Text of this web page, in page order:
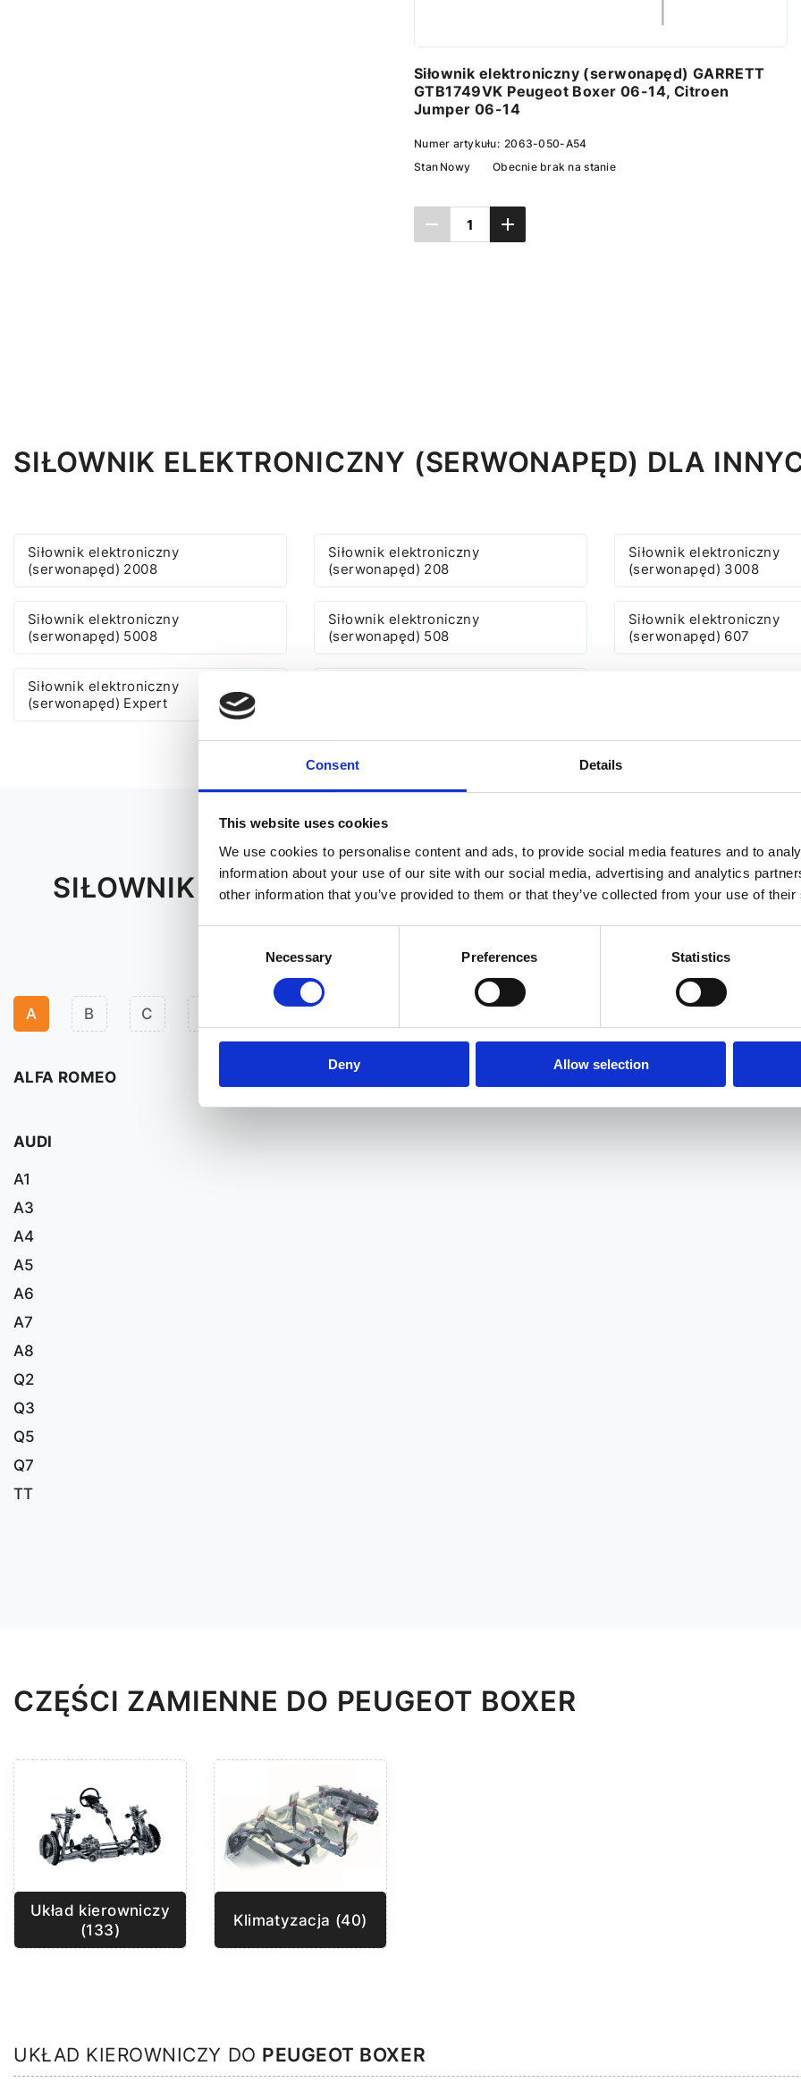
Consent Details
This website uses cookies
We use cookies to personalise content and ads, to provide social media features and to
information about your use of our site with our social media, advertising and analytics
other information that you’ve provided to them or that they’ve collected from your use of
Necessary Preferences Statistics
Deny Allow selection
Siłownik elektroniczny (serwonapęd) GARRETT
GTB1749VK Peugeot Boxer 06-14, Citroen
Jumper 06-14
Numer artykułu: 2063-050-A54
Stan Nowy Obecnie brak na stanie
SIŁOWNIK ELEKTRONICZNY (SERWONAPĘD) DLA
Siłownik elektroniczny
(serwonapęd) 2008
Siłownik elektroniczny
(serwonapęd) 208
Siłownik elektroniczny
(serwonapęd) 3008
Siłownik elektroniczny
(serwonapęd) 5008
Siłownik elektroniczny
(serwonapęd) 508
Siłownik elektroniczny
(serwonapęd) 607
Siłownik elektroniczny
(serwonapęd) Expert
SIŁOWNIK ELEKTRONICZNY (SERWONAPĘD) DO
SAMOCHODÓW
A B C
ALFA ROMEO
AUDI
A1
A3
A4
A5
A6
A7
A8
Q2
Q3
Q5
Q7
TT
CZĘŚCI ZAMIENNE DO PEUGEOT BOXER
Układ kierowniczy
(133)
Klimatyzacja (40)
UKŁAD KIEROWNICZY DO PEUGEOT BOXER